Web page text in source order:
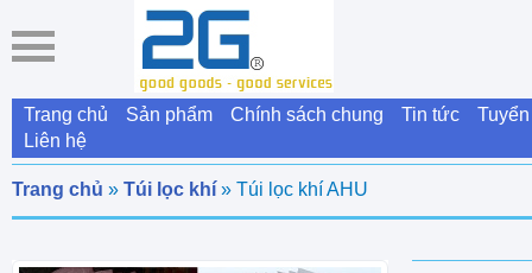
Trang chủ Sản phẩm Chính sách chung Tin tức
Liên hệ
Trang chủ » Túi lọc khí » Túi lọc khí AHU